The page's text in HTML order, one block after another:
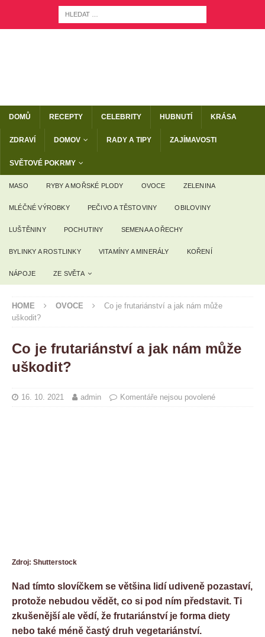
DOMŮ RECEPTY CELEBRITY HUBNUTÍ KRÁSA
ZDRAVÍ DOMOV RADY A TIPY ZAJÍMAVOSTI
SVĚTOVÉ POKRMY
MASO RYBY A MOŘSKÉ PLODY OVOCE ZELENINA
MLÉČNÉ VÝROBKY PEČIVO A TĚSTOVINY OBILOVINY
LUŠTĚNINY POCHUTINY SEMENA A OŘECHY
BYLINKY A ROSTLINKY VITAMÍNY A MINERÁLY KOŘENÍ
NÁPOJE ZE SVĚTA
HOME OVOCE
Co je frutariánství a jak nám může
uškodit?
Co je frutariánství a jak nám může
uškodit?
16. 10. 2021 admin Komentáře nejsou povolené
Zdroj: Shutterstock
Nad tímto slovíčkem se většina lidí udiveně pozastaví,
protože nebudou vědět, co si pod ním představit. Ti
zkušenější ale vědí, že frutariánství je forma diety
nebo také méně častý druh vegetariánství.